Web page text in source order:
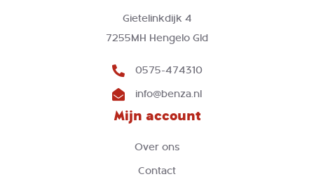
Gietelinkdijk 4
7255MH Hengelo Gld
0575-474310
info@benza.nl
Mijn account
Over ons
Contact